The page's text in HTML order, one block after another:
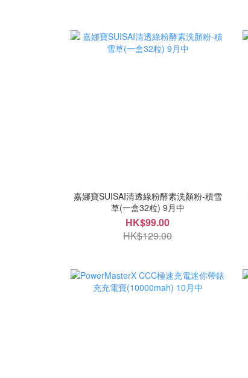
嘉娜寶SUISAI清透綠粉酵素洗顏粉-積雪
草(一盒32粒) 9月中
HK$99.00
HK$129.00